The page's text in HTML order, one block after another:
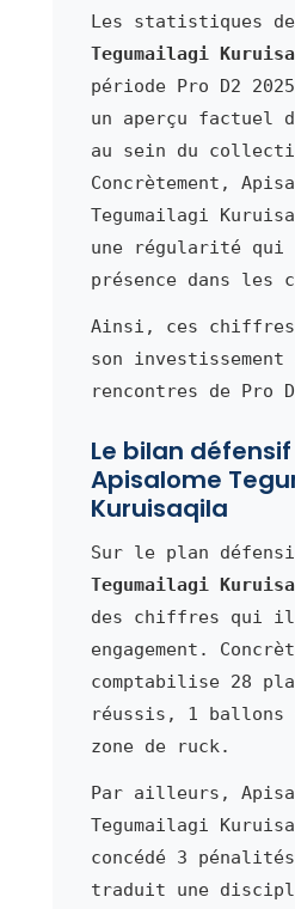
Les statistiques de
Tegumailagi
période Pro D2
un aperçu factuel
au sein du
Concrètement,
Tegumailagi
une régularité
présence dans les
Ainsi, ces
son investissement
rencontres de Pro
Le bilan
Apisalome
Kuruisaqila
Sur le plan
Tegumailagi
des chiffres qui
engagement.
comptabilise 28
réussis, 1 ballons
zone de ruck.
Par ailleurs,
Tegumailagi
concédé 3
traduit une